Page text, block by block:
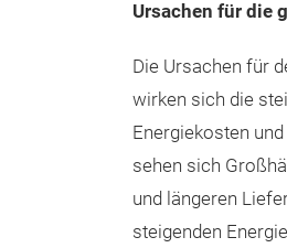
Ursachen für die
Die Ursachen für
wirken sich die
Energiekosten
sehen sich
und längeren
steigenden